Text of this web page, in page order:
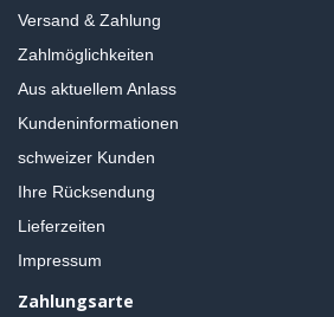
Versand & Zahlung
Zahlmöglichkeiten
Aus aktuellem Anlass
Kundeninformationen
schweizer Kunden
Ihre Rücksendung
Lieferzeiten
Impressum
Zahlungsarte